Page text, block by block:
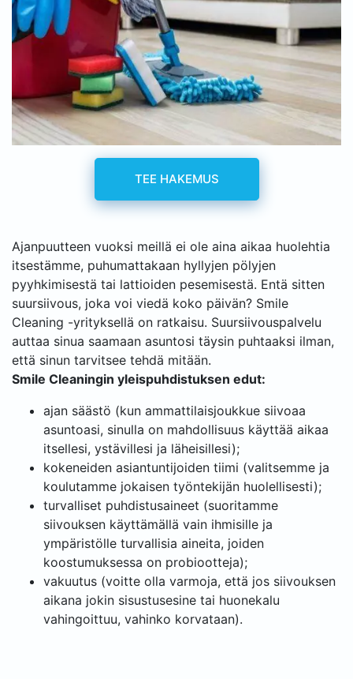
TEE HAKEMUS
Ajanpuutteen vuoksi meillä ei ole aina aikaa huolehtia
itsestämme, puhumattakaan hyllyjen pölyjen
pyyhkimisestä tai lattioiden pesemisestä. Entä sitten
suursiivous, joka voi viedä koko päivän? Smile
Cleaning -yrityksellä on ratkaisu. Suursiivouspalvelu
auttaa sinua saamaan asuntosi täysin puhtaaksi ilman,
että sinun tarvitsee tehdä mitään.
Smile Cleaningin yleispuhdistuksen edut:
ajan säästö (kun ammattilaisjoukkue siivoaa
asuntoasi, sinulla on mahdollisuus käyttää aikaa
itsellesi, ystävillesi ja läheisillesi);
kokeneiden asiantuntijoiden tiimi (valitsemme ja
koulutamme jokaisen työntekijän huolellisesti);
turvalliset puhdistusaineet (suoritamme
siivouksen käyttämällä vain ihmisille ja
ympäristölle turvallisia aineita, joiden
koostumuksessa on probiootteja);
vakuutus (voitte olla varmoja, että jos siivouksen
aikana jokin sisustusesine tai huonekalu
vahingoittuu, vahinko korvataan).